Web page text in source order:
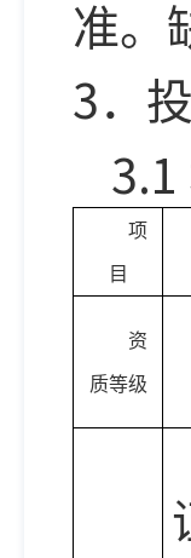
准。
3．
3.1
项
目
资
质等级